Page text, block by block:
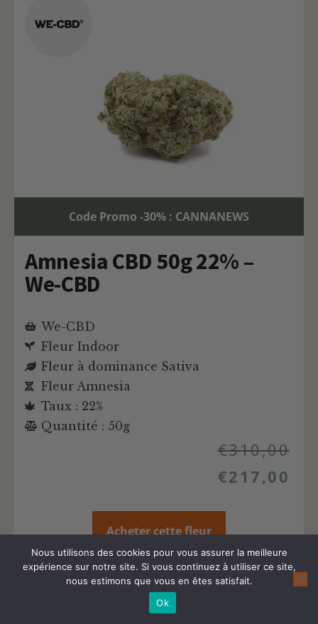
Code Promo -30% : CANNANEWS
Amnesia CBD 50g 22% –
We-CBD
We-CBD
Fleur Indoor
Fleur à dominance Sativa
Fleur Amnesia
Taux : 22%
Quantité : 50g
€310,00
€217,00
Acheter cette fleur
Plus d'infos sur cette fleur CBD
Nous utilisons des cookies pour vous assurer la meilleure
expérience sur notre site. Si vous continuez à utiliser ce site,
nous estimons que vous en êtes satisfait.
Ok